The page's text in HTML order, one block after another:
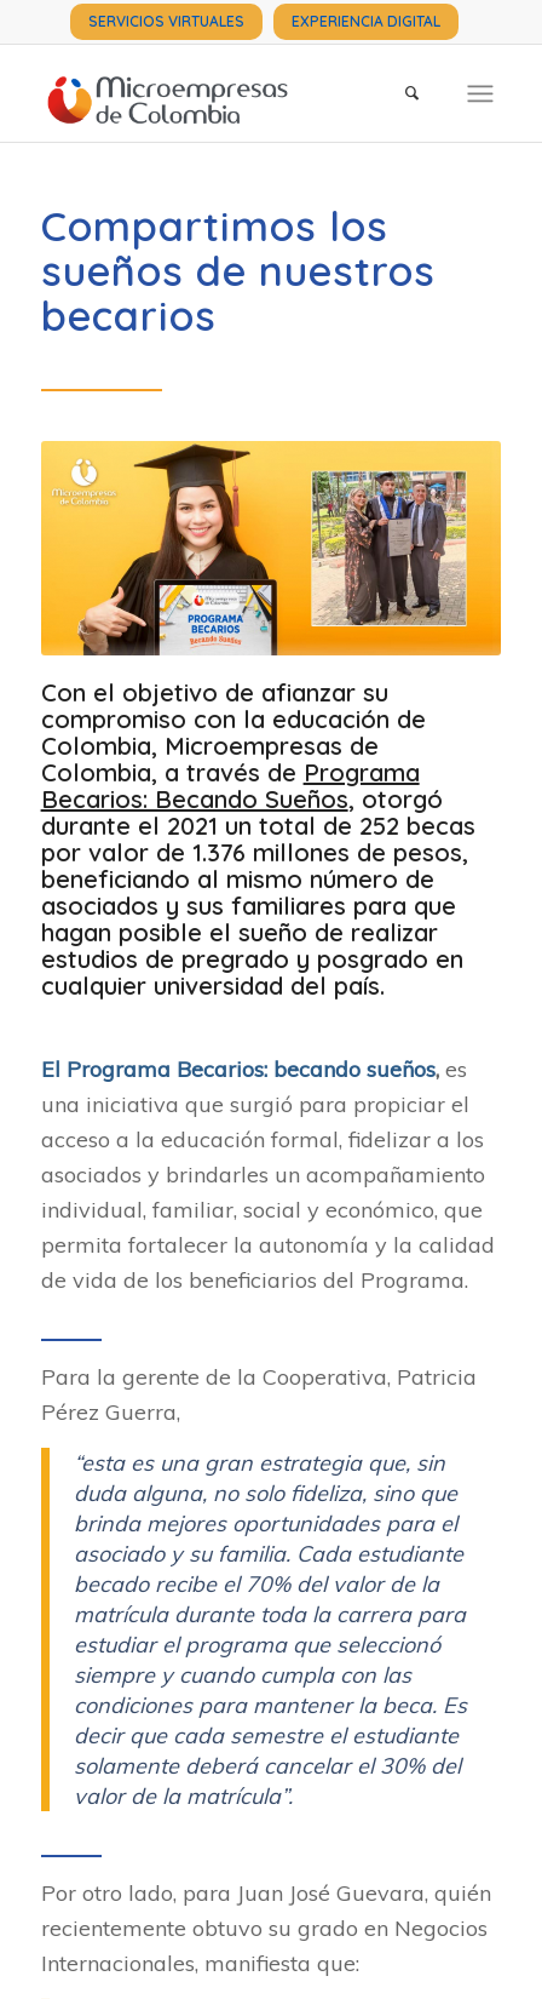
SERVICIOS VIRTUALES EXPERIENCIA DIGITAL
Compartimos los
sueños de nuestros
becarios
Con el objetivo de afianzar su
compromiso con la educación de
Colombia, Microempresas de
Colombia, a través de Programa
Becarios: Becando Sueños, otorgó
durante el 2021 un total de 252 becas
por valor de 1.376 millones de pesos,
beneficiando al mismo número de
asociados y sus familiares para que
hagan posible el sueño de realizar
estudios de pregrado y posgrado en
cualquier universidad del país.
El Programa Becarios: becando sueños,es
una iniciativa que surgió para propiciar el
acceso a la educación formal, fidelizar a los
asociados y brindarles un acompañamiento
individual, familiar, social y económico, que
permita fortalecer la autonomía y la calidad
de vida de los beneficiarios del Programa.
Para la gerente de la Cooperativa, Patricia
Pérez Guerra,
“esta es una gran estrategia que, sin
duda alguna, no solo fideliza, sino que
brinda mejores oportunidades para el
asociado y su familia. Cada estudiante
becado recibe el 70% del valor de la
matrícula durante toda la carrera para
estudiar el programa que seleccionó
siempre y cuando cumpla con las
condiciones para mantener la beca. Es
decir que cada semestre el estudiante
solamente deberá cancelar el 30% del
valor de la matrícula”.
Por otro lado, para Juan José Guevara, quién
recientemente obtuvo su grado en Negocios
Internacionales, manifiesta que: